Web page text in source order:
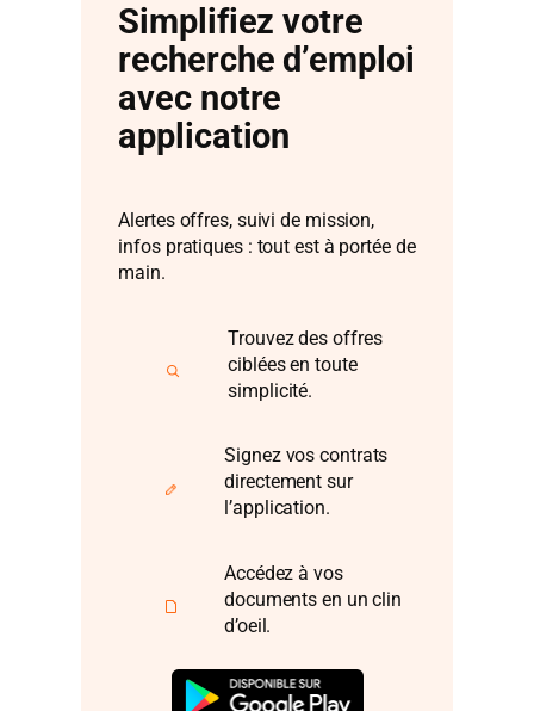
Simplifiez votre
recherche d’emploi
avec notre
application
Alertes offres, suivi de mission,
infos pratiques : tout est à portée de
main.
Trouvez des offres
ciblées en toute
simplicité.
Signez vos contrats
directement sur
l’application.
Accédez à vos
documents en un clin
d’oeil.